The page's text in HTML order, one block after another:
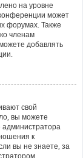
на уровне
может
форумах. Также
членам
добавлять
свой
вы можете
администратора
к
вы не знаете, за